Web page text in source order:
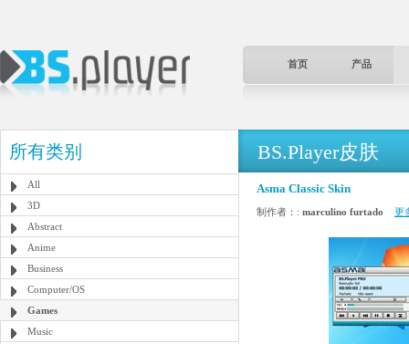
首页 产品
所有类别
All
3D
Abstract
Anime
Business
Computer/OS
Games
Music
BS.Player皮肤
Asma Classic Skin
制作者：: marculino furtado 更